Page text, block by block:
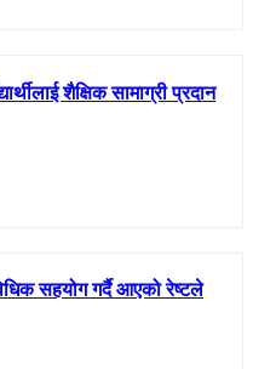
शैक्षिक सामाग्री प्रदान
सहयोग गर्दै आएको रेष्टले